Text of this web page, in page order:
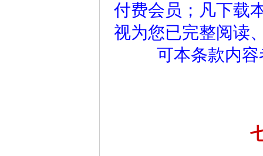
付费会员；凡下载
视为您已完整阅读
可本条款内